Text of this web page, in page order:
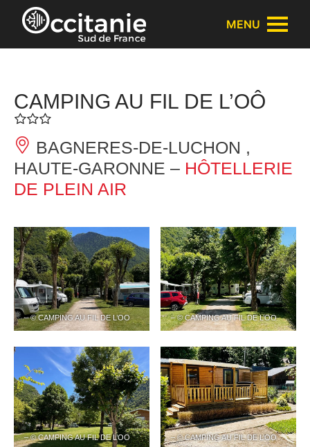
Panneau de gestion des cookies
MENU
CAMPING AU FIL DE L’OÔ
BAGNERES-DE-LUCHON ,
HAUTE-GARONNE – HÔTELLERIE
DE PLEIN AIR
– © CAMPING AU FIL DE L’OO – © CAMPING AU FIL DE L’OO
– © CAMPING AU FIL DE L’OO – © CAMPING AU FIL DE L’OO